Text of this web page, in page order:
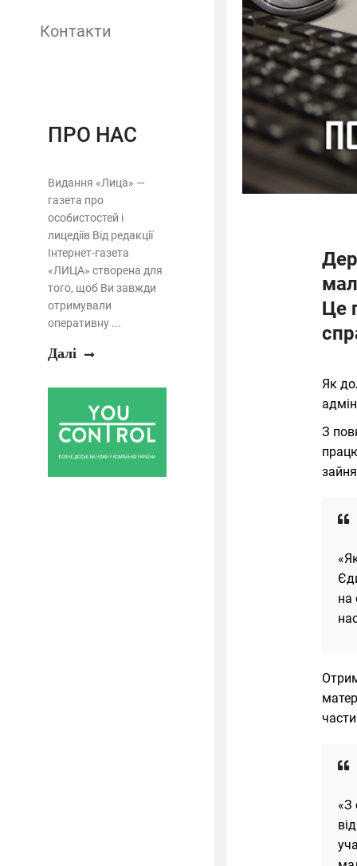
Контакти
ПРО НАС
Видання «Лица» —
газета про
особистостей і
лицедіїв Від редакції
Інтернет-газета
«ЛИЦА» створена для
того, щоб Ви завжди
отримували
оперативну ...
Далі
Це
Як
З
на
«З